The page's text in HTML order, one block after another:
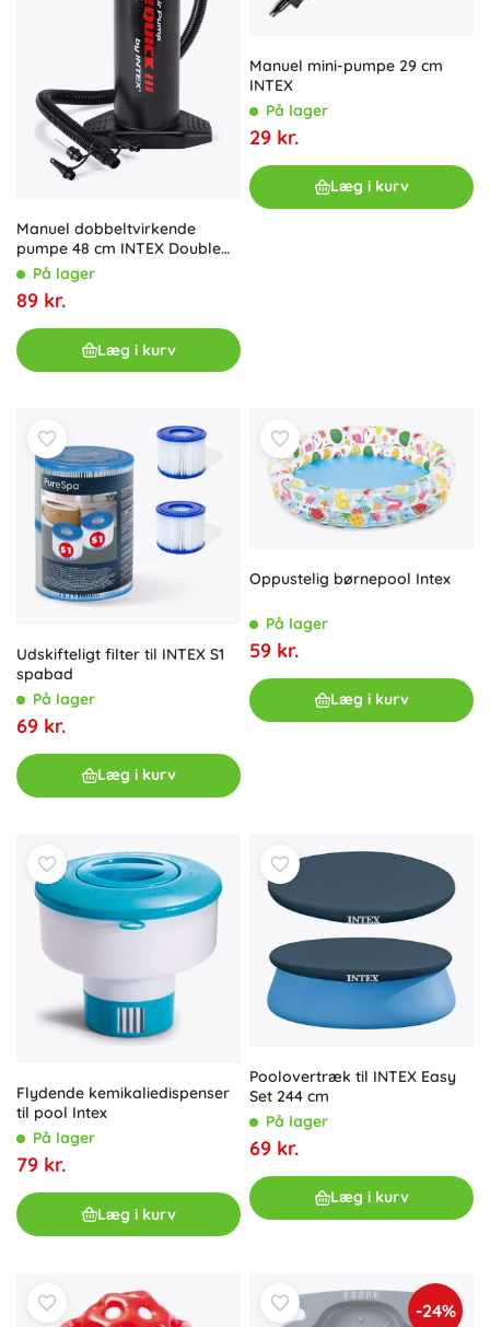
Manuel dobbeltvirkende
pumpe 48 cm INTEX Double
Quick III
På lager
89 kr.
Læg i kurv
Manuel mini-pumpe 29 cm
INTEX
På lager
29 kr.
Læg i kurv
Udskifteligt filter til INTEX S1
spabad
På lager
69 kr.
Læg i kurv
Oppustelig børnepool Intex
På lager
59 kr.
Læg i kurv
Flydende kemikaliedispenser
til pool Intex
På lager
79 kr.
Læg i kurv
Poolovertræk til INTEX Easy
Set 244 cm
På lager
69 kr.
Læg i kurv
-24%